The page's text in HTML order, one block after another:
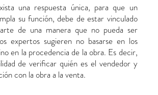
una respuesta única, para que un
su función, debe de estar vinculado
de una manera que no pueda ser
expertos sugieren no basarse en los
en la procedencia de la obra. Es decir,
de verificar quién es el vendedor y
con la obra a la venta.